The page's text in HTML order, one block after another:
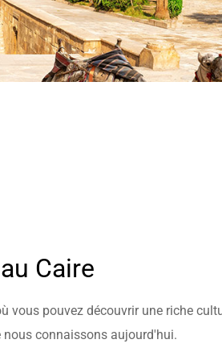
Caire
vous pouvez découvrir une riche
connaissons aujourd'hui.